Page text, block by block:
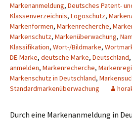
Markenanmeldung, Deutsches Patent-
Klassenverzeichnis, Logoschutz,
Markenformen, Markenrecherche,
Markenschutz, Markenüberwachung,
Klassifikation, Wort-/Bildmarke,
DE-Marke, deutsche Marke, Deutschland,
anmelden, Markenrecherche,
Markenschutz in Deutschland,
Standardmarkenüberwachung
Durch eine Markenanmeldung in